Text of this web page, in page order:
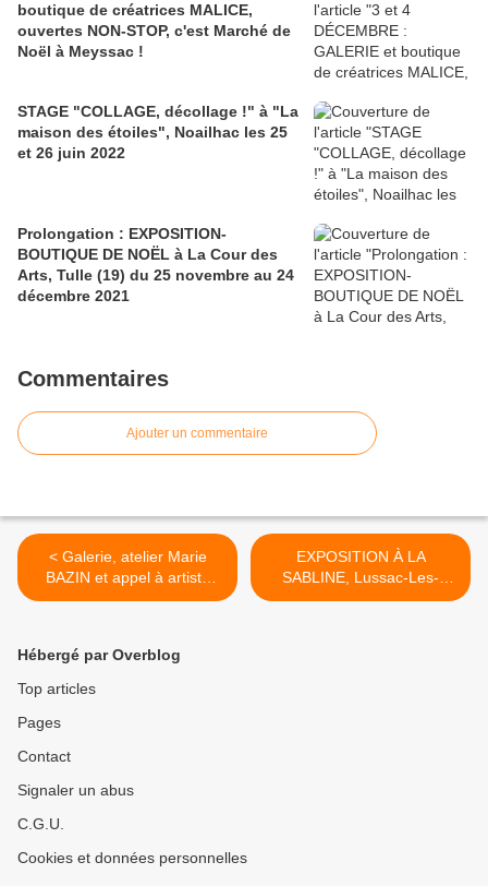
boutique de créatrices MALICE,
ouvertes NON-STOP, c'est Marché de
Noël à Meyssac !
STAGE "COLLAGE, décollage !" à "La
maison des étoiles", Noailhac les 25
et 26 juin 2022
Prolongation : EXPOSITION-
BOUTIQUE DE NOËL à La Cour des
Arts, Tulle (19) du 25 novembre au 24
décembre 2021
Commentaires
Ajouter un commentaire
< Galerie, atelier Marie
BAZIN et appel à artiste
pour partager le local, à
EXPOSITION À LA
SABLINE, Lussac-Les-
Châteaux du 10 janvier au
Hébergé par Overblog
Top articles
Pages
Contact
Signaler un abus
C.G.U.
Cookies et données personnelles